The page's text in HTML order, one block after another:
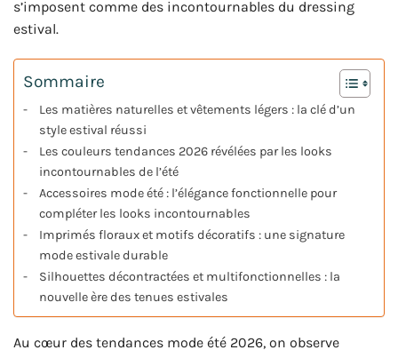
s’imposent comme des incontournables du dressing
estival.
Sommaire
Les matières naturelles et vêtements légers : la clé d’un
style estival réussi
Les couleurs tendances 2026 révélées par les looks
incontournables de l’été
Accessoires mode été : l’élégance fonctionnelle pour
compléter les looks incontournables
Imprimés floraux et motifs décoratifs : une signature
mode estivale durable
Silhouettes décontractées et multifonctionnelles : la
nouvelle ère des tenues estivales
Au cœur des tendances mode été 2026, on observe